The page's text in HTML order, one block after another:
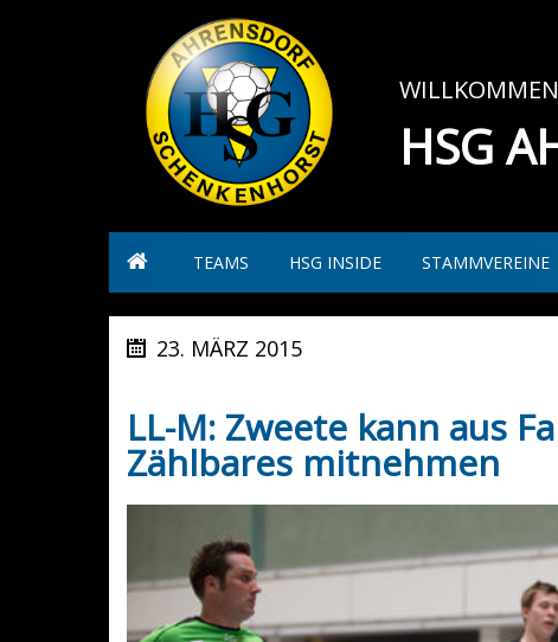
HSG
TEAMS HSG INSIDE STAMMVEREINE
23. MÄRZ 2015
LL-M: Zweete kann aus
Zählbares mitnehmen